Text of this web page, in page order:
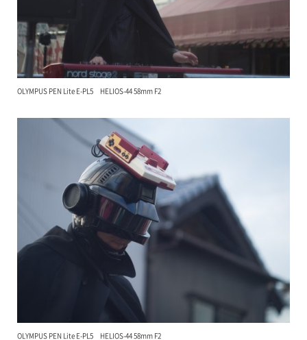
OLYMPUS PEN Lite E-PL5 HELIOS-44 58mm F2
OLYMPUS PEN Lite E-PL5 HELIOS-44 58mm F2